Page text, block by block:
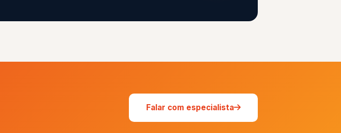
Falar com especialista